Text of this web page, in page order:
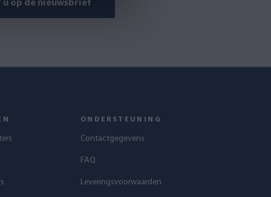
u op de nieuwsbrief
ONDERSTEUNING
Contactgegevens
FAQ
Leveringsvoorwaarden